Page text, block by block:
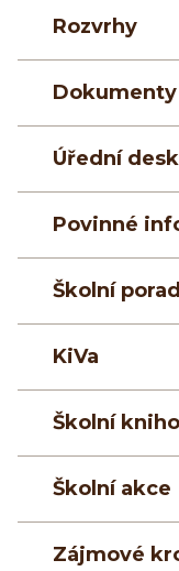
Rozvrhy
Dokumenty
Úřední
Povinné
Školní
KiVa
Školní
Školní akce
Zájmové